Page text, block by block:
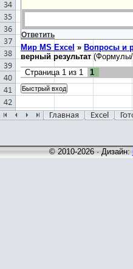
Ответить
Мир MS Excel » Вопросы и
верный результат
Страница 1 из 1 1
Главная Excel
© 2010-2026 · Дизайн: